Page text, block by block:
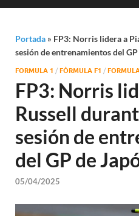
Portada » FP3: Norris lidera a
sesión de entrenamientos del
FORMULA 1 / FÓRMULA F1 /
FP3: Norris
Russell
sesión de
del GP de
05/04/2025